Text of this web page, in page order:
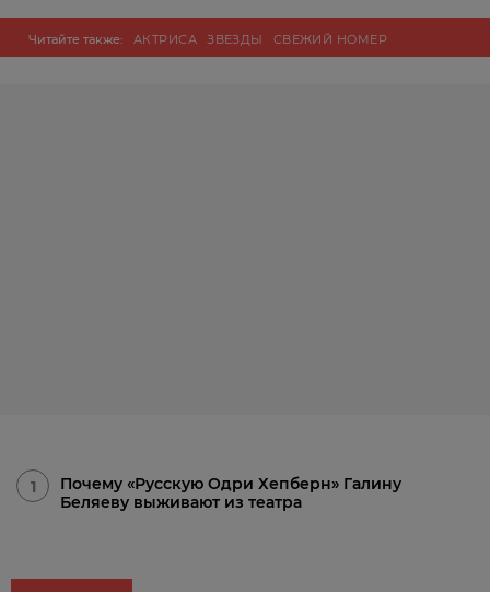
Читайте также: АКТРИСА ЗВЕЗДЫ СВЕЖИЙ НОМЕР
1
Почему «Русскую Одри Хепберн» Галину
Беляеву выживают из театра